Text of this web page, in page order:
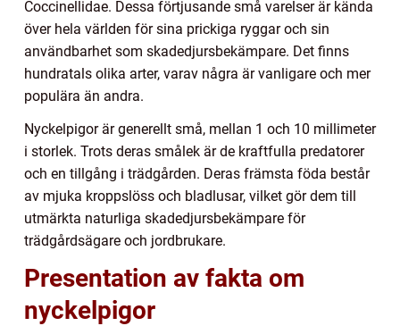
Coccinellidae. Dessa förtjusande små varelser är kända
över hela världen för sina prickiga ryggar och sin
användbarhet som skadedjursbekämpare. Det finns
hundratals olika arter, varav några är vanligare och mer
populära än andra.
Nyckelpigor är generellt små, mellan 1 och 10 millimeter
i storlek. Trots deras smålek är de kraftfulla predatorer
och en tillgång i trädgården. Deras främsta föda består
av mjuka kroppslöss och bladlusar, vilket gör dem till
utmärkta naturliga skadedjursbekämpare för
trädgårdsägare och jordbrukare.
Presentation av fakta om
nyckelpigor